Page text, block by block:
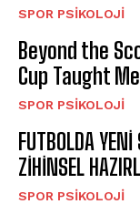
SPOR PSIKOLOJI
Beyond the
Cup Taught
SPOR PSIKOLOJI
FUTBOLDA
ZİHİNSEL
SPOR PSIKOLOJI